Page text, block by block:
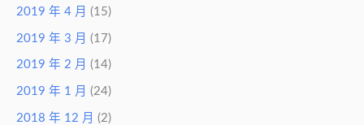
2019 年 4 月 (15)
2019 年 3 月 (17)
2019 年 2 月 (14)
2019 年 1 月 (24)
2018 年 12 月 (2)